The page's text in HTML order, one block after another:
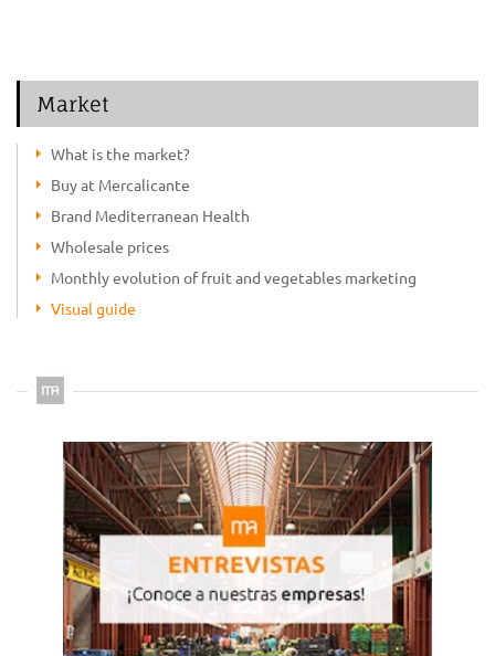
Market
What is the market?
Buy at Mercalicante
Brand Mediterranean Health
Wholesale prices
Monthly evolution of fruit and vegetables marketing
Visual guide